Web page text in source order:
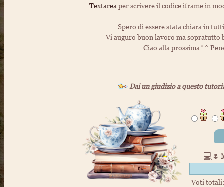
Textarea per scrivere il codice iframe in
Spero di essere stata chiara in
Vi auguro buon lavoro ma
Ciao alla prossima^^
Dai un giudizio a questo
💻 🌷
Voti totali: